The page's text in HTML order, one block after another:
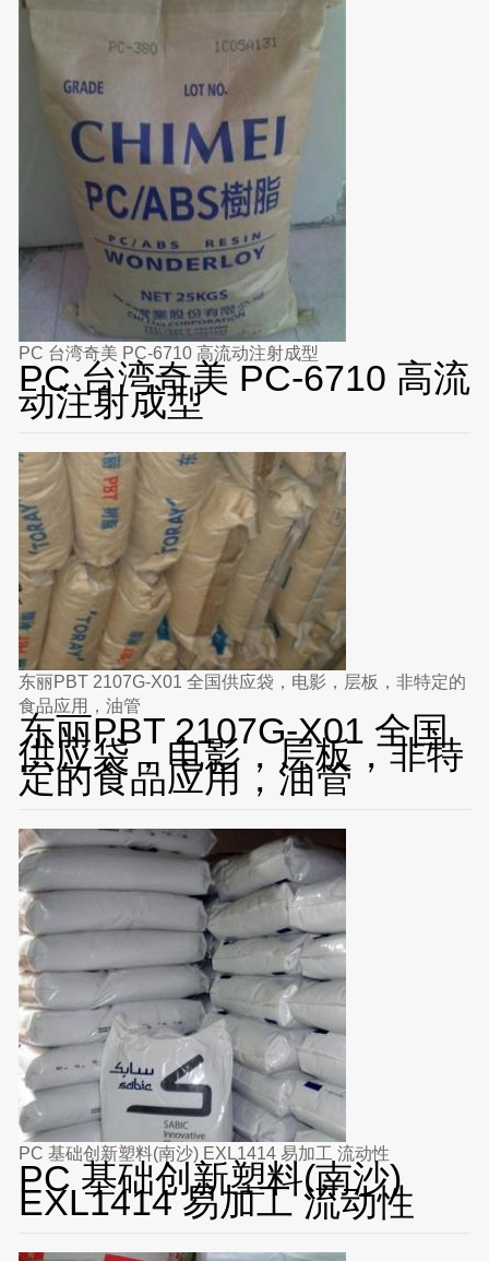
PC 台湾奇美 PC-6710 高流动注射成型
PC 台湾奇美 PC-6710 高流
动注射成型
东丽PBT 2107G-X01 全国供应袋，电影，层板，非特定的
食品应用，油管
东丽PBT 2107G-X01 全国
供应袋，电影，层板，非特
定的食品应用，油管
PC 基础创新塑料(南沙) EXL1414 易加工 流动性
PC 基础创新塑料(南沙)
EXL1414 易加工 流动性